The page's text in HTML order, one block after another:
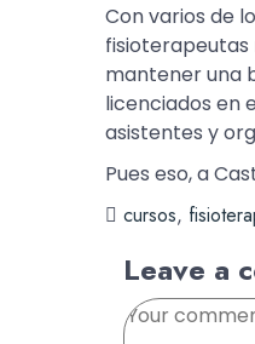
Con varios de
fisioterapeutas
mantener una
licenciados en
asistentes y
Pues eso, a
cursos,
Leave a